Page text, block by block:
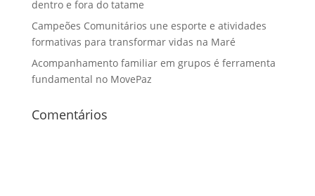
dentro e fora do tatame
Campeões Comunitários une esporte e atividades
formativas para transformar vidas na Maré
Acompanhamento familiar em grupos é ferramenta
fundamental no MovePaz
Comentários